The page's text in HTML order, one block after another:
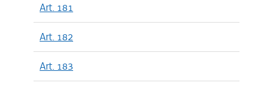
Art. 181
Art. 182
Art. 183